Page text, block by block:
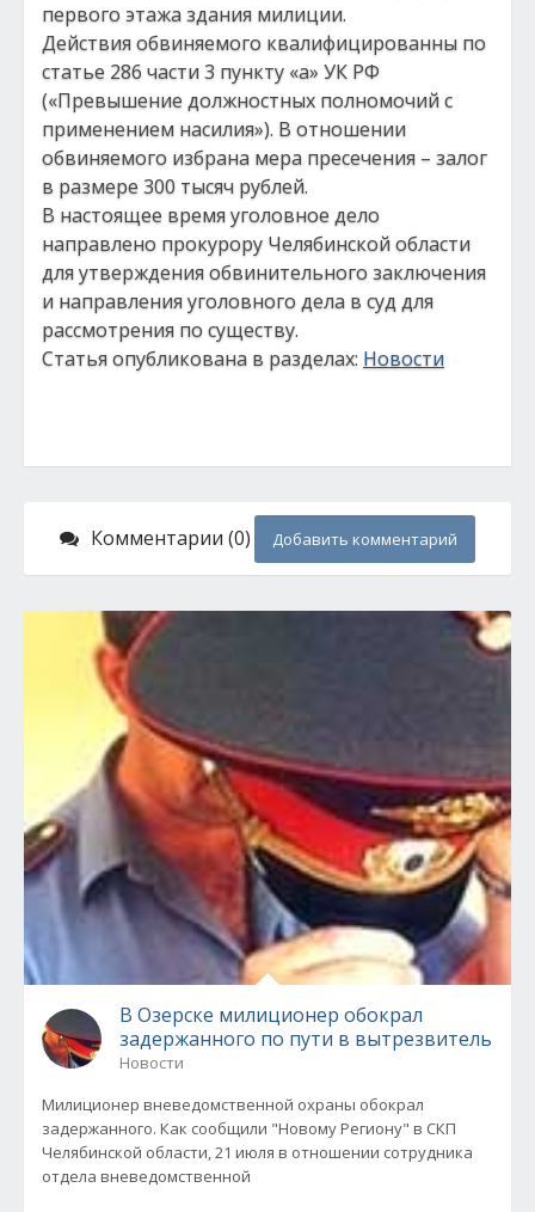
первого этажа здания милиции.
Действия обвиняемого квалифицированны по
статье 286 части 3 пункту «а» УК РФ
(«Превышение должностных полномочий с
применением насилия»). В отношении
обвиняемого избрана мера пресечения – залог
в размере 300 тысяч рублей.
В настоящее время уголовное дело
направлено прокурору Челябинской области
для утверждения обвинительного заключения
и направления уголовного дела в суд для
рассмотрения по существу.
Статья опубликована в разделах: Новости
Комментарии (0) Добавить комментарий
В Озерске милиционер обокрал
задержанного по пути в вытрезвитель
Новости
Милиционер вневедомственной охраны обокрал
задержанного. Как сообщили "Новому Региону" в СКП
Челябинской области, 21 июля в отношении сотрудника
отдела вневедомственной